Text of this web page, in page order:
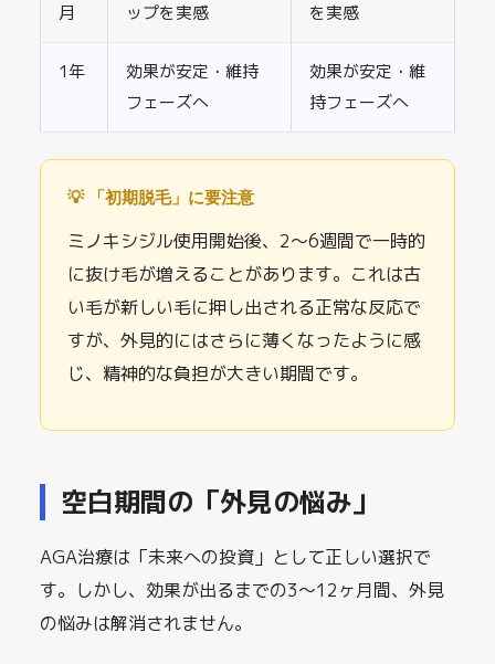
月
ップを実感
を実感
1年
効果が安定・維持
フェーズへ
効果が安定・維
持フェーズへ
💡 「初期脱毛」に要注意
ミノキシジル使用開始後、2〜6週間で一時的
に抜け毛が増えることがあります。これは古
い毛が新しい毛に押し出される正常な反応で
すが、外見的にはさらに薄くなったように感
じ、精神的な負担が大きい期間です。
空白期間の「外見の悩み」
AGA治療は「未来への投資」として正しい選択で
す。しかし、効果が出るまでの3〜12ヶ月間、外見
の悩みは解消されません。